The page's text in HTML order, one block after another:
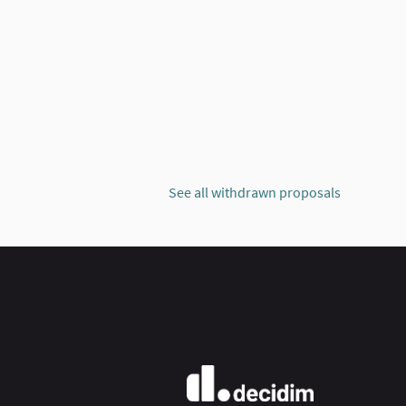
See all withdrawn proposals